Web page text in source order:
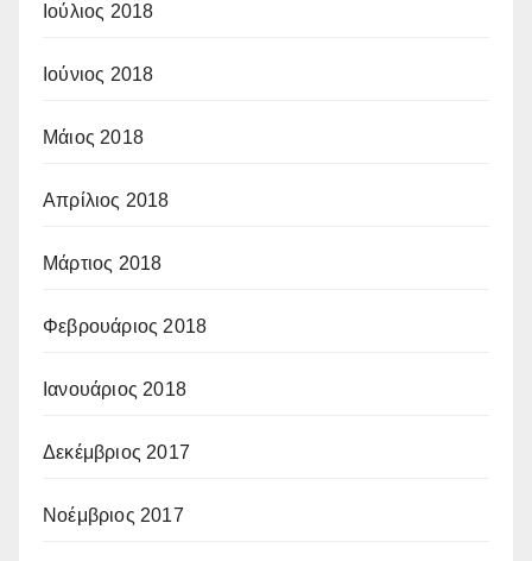
Ιούλιος 2018
Ιούνιος 2018
Μάιος 2018
Απρίλιος 2018
Μάρτιος 2018
Φεβρουάριος 2018
Ιανουάριος 2018
Δεκέμβριος 2017
Νοέμβριος 2017